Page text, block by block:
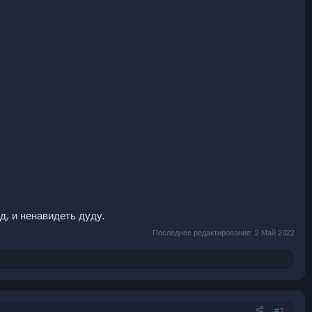
и ненавидеть дуду.
Последнее редактирование: 2 Май 2022